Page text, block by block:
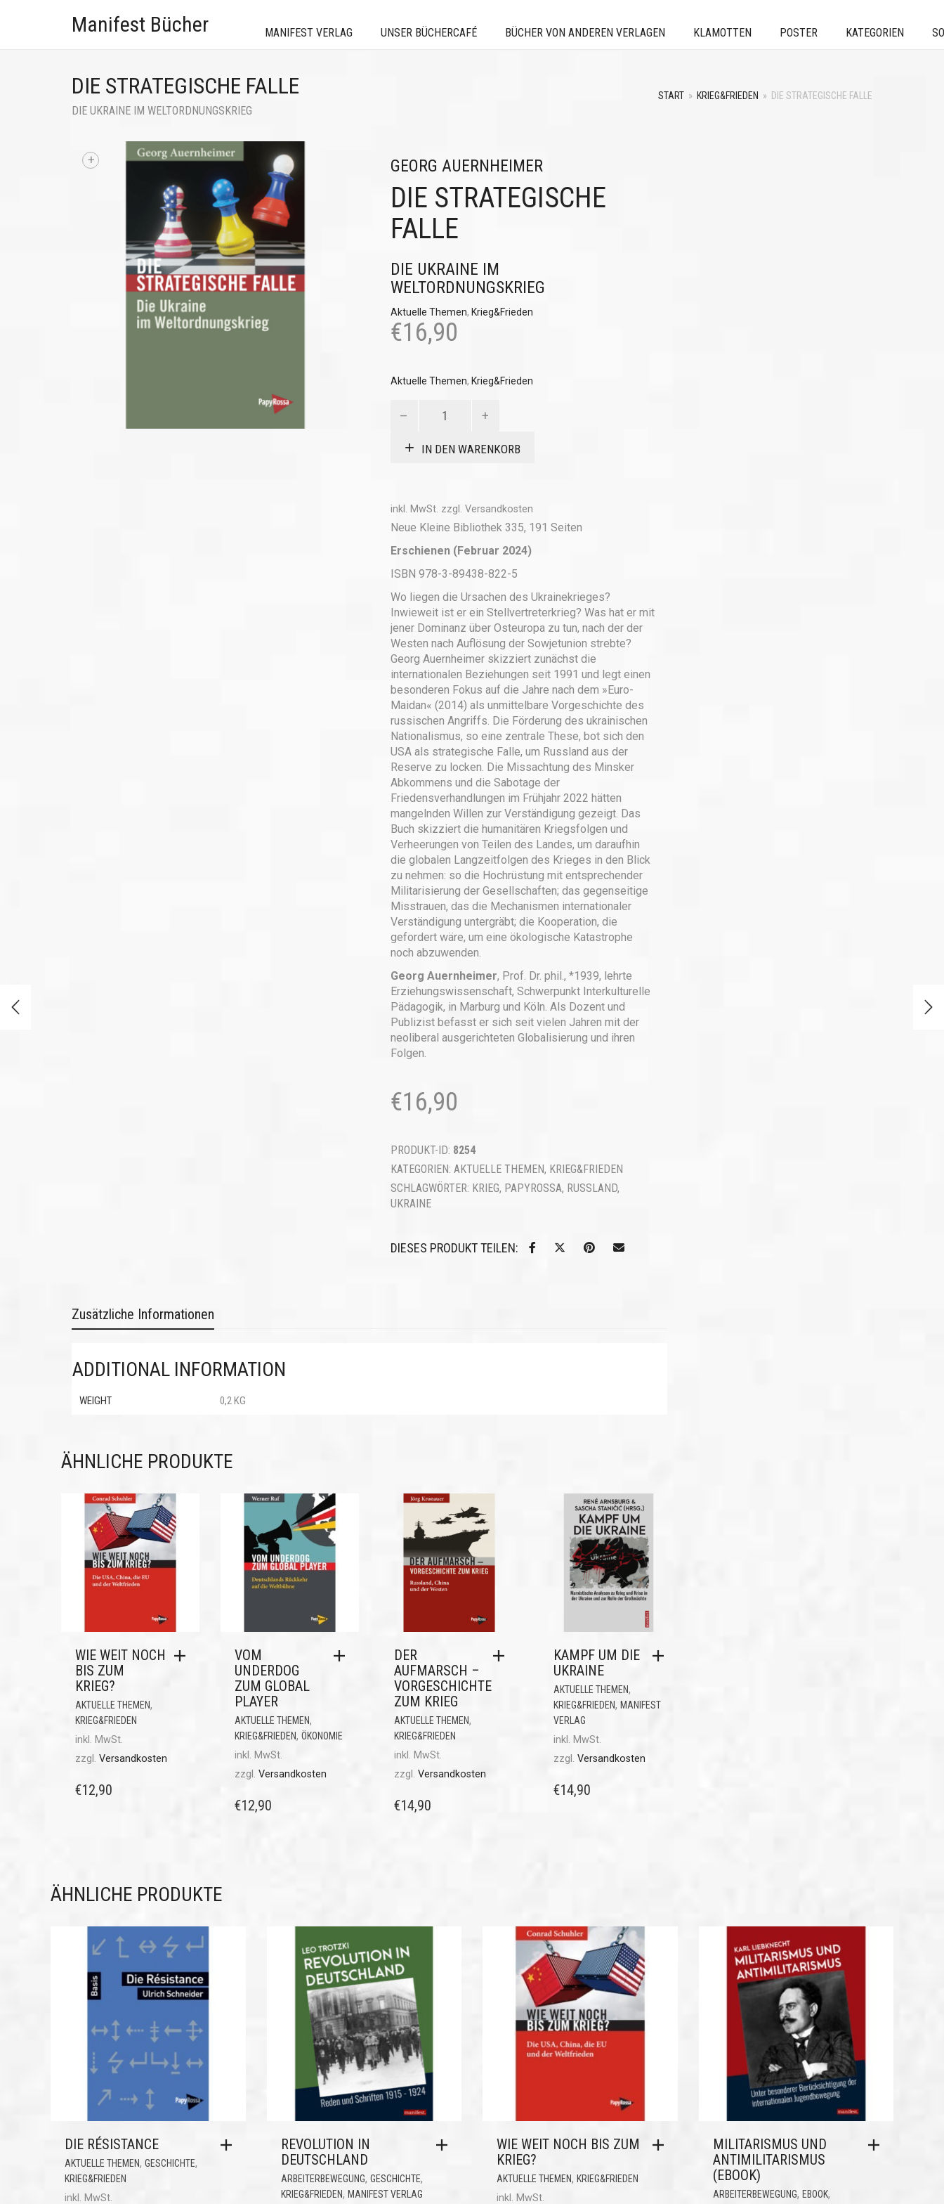
Manifest Bücher MANIFEST VERLAG UNSER BÜCHERCAFÉ BÜCHER VON ANDEREN VERLAGEN KLAMOTTEN POSTER KATEGORIEN
DIE STRATEGISCHE FALLE
DIE UKRAINE IM WELTORDNUNGSKRIEG
START » KRIEG&FRIEDEN » DIE STRATEGISCHE FALLE
+ GEORG AUERNHEIMER
DIE STRATEGISCHE
FALLE
DIE UKRAINE IM
WELTORDNUNGSKRIEG
Aktuelle Themen, Krieg&Frieden
€16,90
Aktuelle Themen, Krieg&Frieden
strategische
MengeIN DEN WARENKORB
inkl. MwSt. zzgl. Versandkosten
Neue Kleine Bibliothek 335, 191 Seiten
Erschienen (Februar 2024)
ISBN 978-3-89438-822-5
Wo liegen die Ursachen des Ukrainekrieges?
Inwieweit ist er ein Stellvertreterkrieg? Was hat er mit
jener Dominanz über Osteuropa zu tun, nach der der
Westen nach Auflösung der Sowjetunion strebte?
Georg Auernheimer skizziert zunächst die
internationalen Beziehungen seit 1991 und legt einen
besonderen Fokus auf die Jahre nach dem »Euro-
Maidan« (2014) als unmittelbare Vorgeschichte des
russischen Angriffs. Die Förderung des ukrainischen
Nationalismus, so eine zentrale These, bot sich den
USA als strategische Falle, um Russland aus der
Reserve zu locken. Die Missachtung des Minsker
Abkommens und die Sabotage der
Friedensverhandlungen im Frühjahr 2022 hätten
mangelnden Willen zur Verständigung gezeigt. Das
Buch skizziert die humanitären Kriegsfolgen und
Verheerungen von Teilen des Landes, um daraufhin
die globalen Langzeitfolgen des Krieges in den Blick
zu nehmen: so die Hochrüstung mit entsprechender
Militarisierung der Gesellschaften; das gegenseitige
Misstrauen, das die Mechanismen internationaler
Verständigung untergräbt; die Kooperation, die
gefordert wäre, um eine ökologische Katastrophe
noch abzuwenden.
Georg Auernheimer, Prof. Dr. phil., *1939, lehrte
Erziehungswissenschaft, Schwerpunkt Interkulturelle
Pädagogik, in Marburg und Köln. Als Dozent und
Publizist befasst er sich seit vielen Jahren mit der
neoliberal ausgerichteten Globalisierung und ihren
Folgen.
€16,90
PRODUKT-ID: 8254
KATEGORIEN: AKTUELLE THEMEN, KRIEG&FRIEDEN
SCHLAGWÖRTER: KRIEG, PAPYROSSA, RUSSLAND,
UKRAINE
DIESES PRODUKT TEILEN:
Zusätzliche Informationen
ADDITIONAL INFORMATION
WEIGHT 0,2 KG
ÄHNLICHE PRODUKTE
WIE WEIT NOCH
BIS ZUM
KRIEG?
AKTUELLE THEMEN,
KRIEG&FRIEDEN
inkl. MwSt.
zzgl. Versandkosten
€12,90
VOM
UNDERDOG
ZUM GLOBAL
PLAYER
AKTUELLE THEMEN,
KRIEG&FRIEDEN, ÖKONOMIE
inkl. MwSt.
zzgl. Versandkosten
€12,90
DER
AUFMARSCH –
VORGESCHICHTE
ZUM KRIEG
AKTUELLE THEMEN,
KRIEG&FRIEDEN
inkl. MwSt.
zzgl. Versandkosten
€14,90
KAMPF UM DIE
UKRAINE
AKTUELLE THEMEN,
KRIEG&FRIEDEN, MANIFEST
VERLAG
inkl. MwSt.
zzgl. Versandkosten
€14,90
ÄHNLICHE PRODUKTE
DIE RÉSISTANCE
AKTUELLE THEMEN, GESCHICHTE,
KRIEG&FRIEDEN
inkl. MwSt.
REVOLUTION IN
DEUTSCHLAND
ARBEITERBEWEGUNG, GESCHICHTE,
KRIEG&FRIEDEN, MANIFEST VERLAG
WIE WEIT NOCH BIS ZUM
KRIEG?
AKTUELLE THEMEN, KRIEG&FRIEDEN
inkl. MwSt.
MILITARISMUS UND
ANTIMILITARISMUS
(EBOOK)
ARBEITERBEWEGUNG, EBOOK,